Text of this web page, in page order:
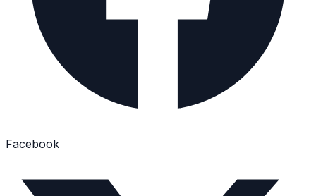
Facebook